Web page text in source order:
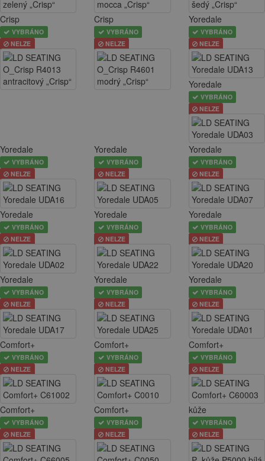
Crisp
VYBRÁNO
NELZE
Crisp
VYBRÁNO
NELZE
Yoredale
VYBRÁNO
NELZE
Yoredale
VYBRÁNO
NELZE
Yoredale
VYBRÁNO
NELZE
Yoredale
VYBRÁNO
NELZE
Yoredale
VYBRÁNO
NELZE
Yoredale
VYBRÁNO
NELZE
Yoredale
VYBRÁNO
NELZE
Yoredale
VYBRÁNO
NELZE
Yoredale
VYBRÁNO
NELZE
Yoredale
VYBRÁNO
NELZE
Yoredale
VYBRÁNO
NELZE
Comfort+
VYBRÁNO
NELZE
Comfort+
VYBRÁNO
NELZE
Comfort+
VYBRÁNO
NELZE
Comfort+
VYBRÁNO
NELZE
Comfort+
VYBRÁNO
NELZE
kůže
VYBRÁNO
NELZE